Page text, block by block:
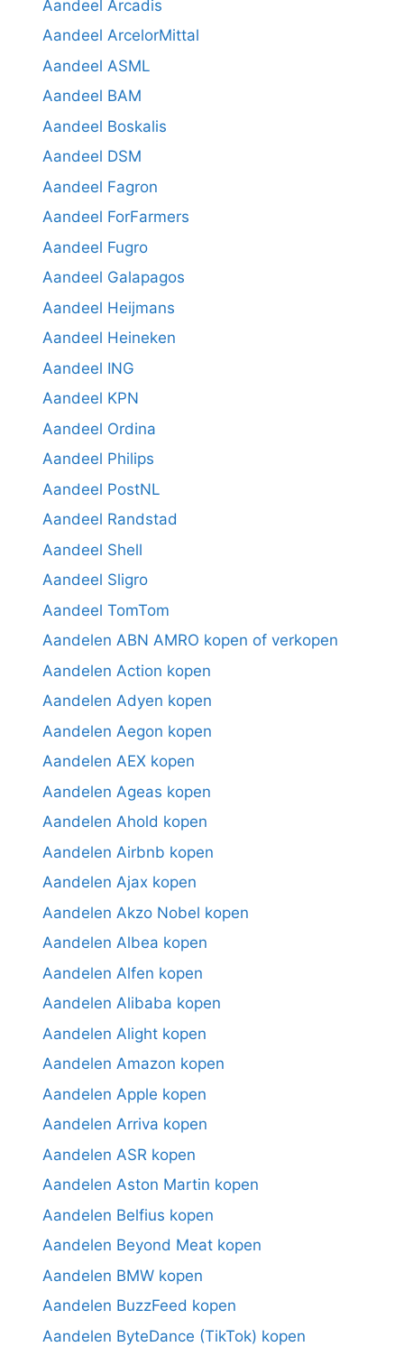
Aandeel Arcadis
Aandeel ArcelorMittal
Aandeel ASML
Aandeel BAM
Aandeel Boskalis
Aandeel DSM
Aandeel Fagron
Aandeel ForFarmers
Aandeel Fugro
Aandeel Galapagos
Aandeel Heijmans
Aandeel Heineken
Aandeel ING
Aandeel KPN
Aandeel Ordina
Aandeel Philips
Aandeel PostNL
Aandeel Randstad
Aandeel Shell
Aandeel Sligro
Aandeel TomTom
Aandelen ABN AMRO kopen of verkopen
Aandelen Action kopen
Aandelen Adyen kopen
Aandelen Aegon kopen
Aandelen AEX kopen
Aandelen Ageas kopen
Aandelen Ahold kopen
Aandelen Airbnb kopen
Aandelen Ajax kopen
Aandelen Akzo Nobel kopen
Aandelen Albea kopen
Aandelen Alfen kopen
Aandelen Alibaba kopen
Aandelen Alight kopen
Aandelen Amazon kopen
Aandelen Apple kopen
Aandelen Arriva kopen
Aandelen ASR kopen
Aandelen Aston Martin kopen
Aandelen Belfius kopen
Aandelen Beyond Meat kopen
Aandelen BMW kopen
Aandelen BuzzFeed kopen
Aandelen ByteDance (TikTok) kopen